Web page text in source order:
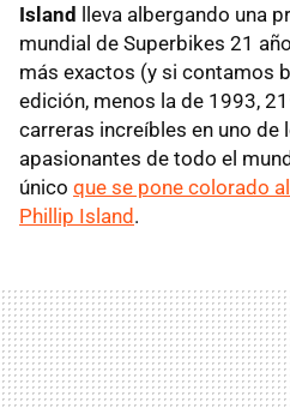
Island lleva albergando una
mundial de Superbikes 21
más exactos (y si contamos
edición, menos la de 1993,
carreras increíbles en uno de
apasionantes de todo el
único que se pone colorado
Phillip Island.